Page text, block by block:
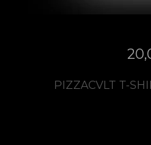
PIZZACVLT T-